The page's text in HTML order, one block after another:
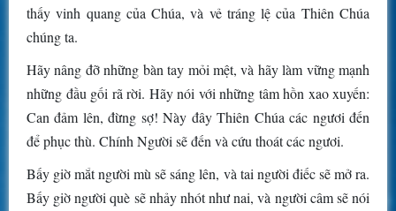
thấy vinh quang của Chúa, và vẻ tráng lệ của Thiên Chúa
chúng ta.
Hãy nâng đỡ những bàn tay mỏi mệt, và hãy làm vững mạnh
những đầu gối rã rời. Hãy nói với những tâm hồn xao xuyến:
Can đảm lên, đừng sợ! Này đây Thiên Chúa các ngươi đến
để phục thù. Chính Người sẽ đến và cứu thoát các ngươi.
Bấy giờ mắt người mù sẽ sáng lên, và tai người điếc sẽ mở ra.
Bấy giờ người què sẽ nhảy nhót như nai, và người câm sẽ nói